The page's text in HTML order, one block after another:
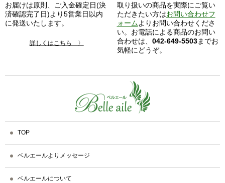
お届けは原則、ご入金確定日(決
済確認完了日)より5営業日以内
に発送いたします。
詳しくはこちら 〉
取り扱いの商品を実際にご覧い
ただきたい方はお問い合わせフ
ォームよりお問い合わせくださ
い。お電話による商品のお問い
合わせは、 042-649-5503までお
気軽にどうぞ。
TOP
ベルエールよりメッセージ
ベルエールについて